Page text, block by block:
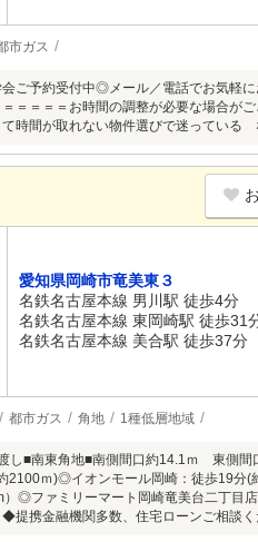
市ガス
ご予約受付中◎メール／電話でお気軽
＝＝＝＝＝お時間の調整が必要な場合が
て時間が取れない物件選びで迷っている
愛知県岡崎市竜美東３
名鉄名古屋本線 男川駅 徒歩4分
名鉄名古屋本線 東岡崎駅 徒歩31
名鉄名古屋本線 美合駅 徒歩37分
都市ガス 角地 1種低層地域
し■南東角地■南側間口約14.1ｍ 東側
2100ｍ)◎イオンモール岡崎：徒歩19分
）◎ファミリーマート岡崎竜美台二丁目
◆提携金融機関多数、住宅ローンご相談